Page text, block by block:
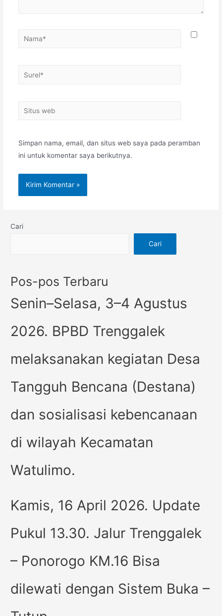
Simpan nama, email, dan situs web saya pada peramban
ini untuk komentar saya berikutnya.
Cari
Cari
Pos-pos Terbaru
Senin–Selasa, 3–4 Agustus
2026. BPBD Trenggalek
melaksanakan kegiatan Desa
Tangguh Bencana (Destana)
dan sosialisasi kebencanaan
di wilayah Kecamatan
Watulimo.
Kamis, 16 April 2026. Update
Pukul 13.30. Jalur Trenggalek
– Ponorogo KM.16 Bisa
dilewati dengan Sistem Buka –